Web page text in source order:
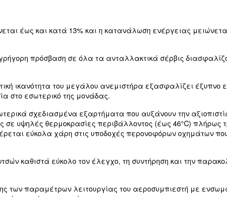
αέρα τεχνιτών, συνεργείων,
για περιορισμένους χώρους. Το
είναι απρόσκοπτη και εύκολη στην
4 παραλλαγές ισχύος: 5,5, 7,5, 11 και 15 kW
σε δεξαμενή, έκδοση τοποθετημένη
στο δάπεδο.
και 500L.